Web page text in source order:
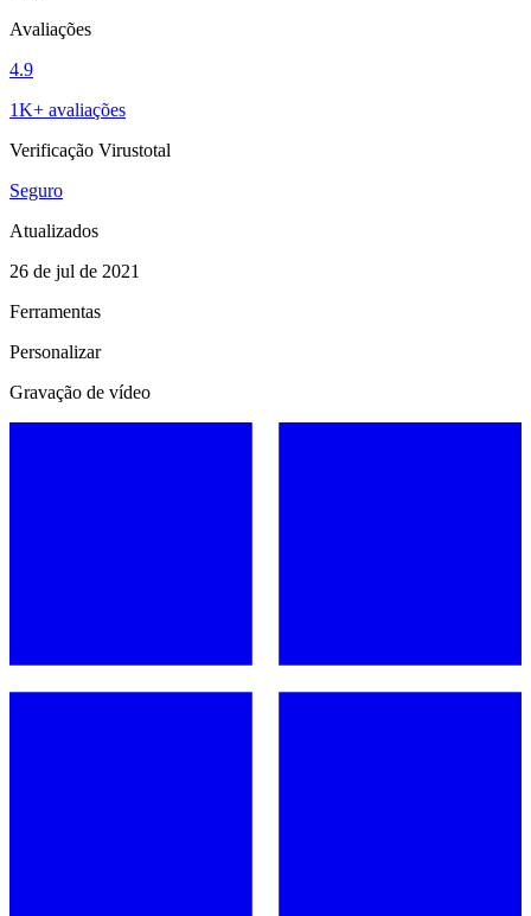
Avaliações
4.9
1K+ avaliações
Verificação Virustotal
Seguro
Atualizados
26 de jul de 2021
Ferramentas
Personalizar
Gravação de vídeo